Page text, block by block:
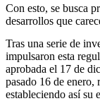
Con esto, se busca
desarrollos que
Tras una serie de
impulsaron esta
aprobada el 17 de
pasado 16 de
estableciendo así su